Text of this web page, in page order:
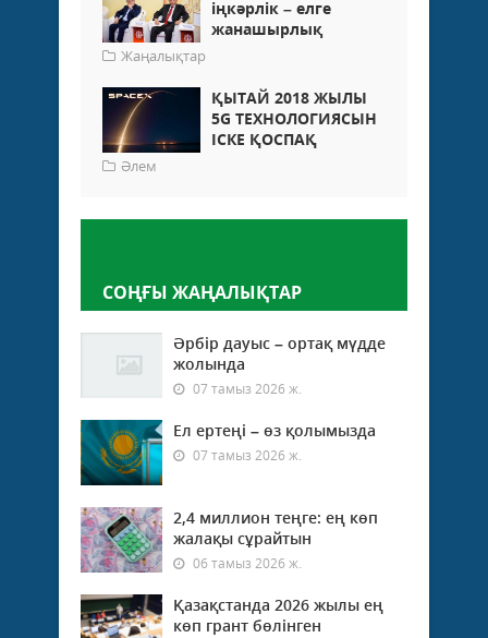
іңкәрлік – елге
жанашырлық
Жаңалықтар
ҚЫТАЙ 2018 ЖЫЛЫ
5G ТЕХНОЛОГИЯСЫН
ІСКЕ ҚОСПАҚ
Әлем
СОҢҒЫ ЖАҢАЛЫҚТАР
Әрбір дауыс – ортақ мүдде
жолында
07 тамыз 2026 ж.
Ел ертеңі – өз қолымызда
07 тамыз 2026 ж.
2,4 миллион теңге: ең көп
жалақы сұрайтын
06 тамыз 2026 ж.
Қазақстанда 2026 жылы ең
көп грант бөлінген